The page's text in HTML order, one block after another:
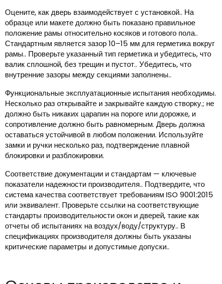
Оцените, как дверь взаимодействует с установкой.. На
образце или макете должно быть показано правильное
положение рамы относительно косяков и готового пола..
Стандартным является зазор 10–15 мм для герметика вокруг
рамы.. Проверьте указанный тип герметика и убедитесь, что
валик сплошной, без трещин и пустот.. Убедитесь, что
внутренние зазоры между секциями заполнены..
Функциональные эксплуатационные испытания необходимы.
Несколько раз открывайте и закрывайте каждую створку.; не
должно быть никаких царапин на пороге или дорожке, и
сопротивление должно быть равномерным. Дверь должна
оставаться устойчивой в любом положении. Используйте
замки и ручки несколько раз, подтверждение плавной
блокировки и разблокировки.
Соответствие документации и стандартам — ключевые
показатели надежности производителя.. Подтвердите, что
система качества соответствует требованиям ISO 9001:2015
или эквивалент. Проверьте ссылки на соответствующие
стандарты производительности окон и дверей, такие как
отчеты об испытаниях на воздух/воду/структуру.. В
спецификациях производителя должны быть указаны
критические параметры и допустимые допуски..